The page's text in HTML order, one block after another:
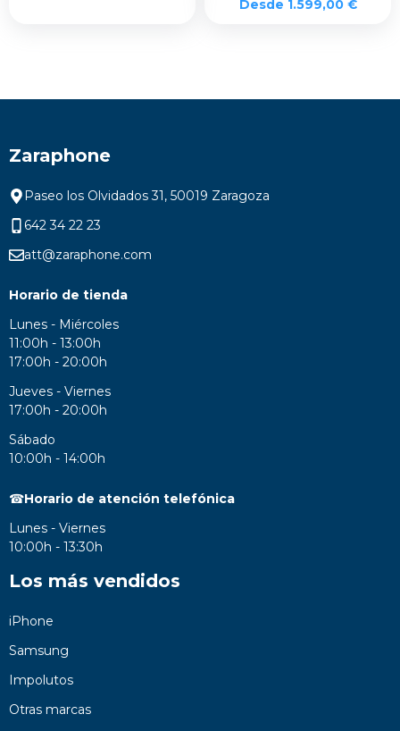
Desde 1.599,00 €
Zaraphone
Paseo los Olvidados 31, 50019 Zaragoza
642 34 22 23
att@zaraphone.com
Horario de tienda
Lunes - Miércoles
11:00h - 13:00h
17:00h - 20:00h
Jueves - Viernes
17:00h - 20:00h
Sábado
10:00h - 14:00h
☎Horario de atención telefónica
Lunes - Viernes
10:00h - 13:30h
Los más vendidos
iPhone
Samsung
Impolutos
Otras marcas